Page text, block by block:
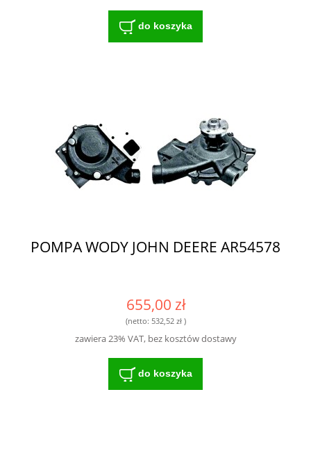
do koszyka
POMPA WODY JOHN DEERE AR54578
655,00 zł
(netto: 532,52 zł)
zawiera 23% VAT, bez kosztów dostawy
do koszyka